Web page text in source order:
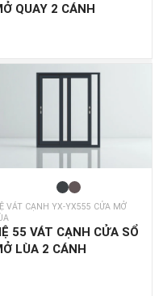
QUAY 2 CÁNH
VÁT CẠNH YX-YX555 CỬA MỞ
55 VÁT CẠNH CỬA SỔ
LÙA 2 CÁNH